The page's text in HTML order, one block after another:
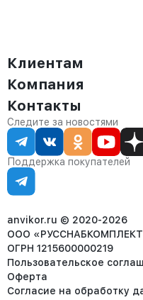
Клиентам
Доставка
Оплата
Сервис
Статус заказа
Статьи
Компания
О компании
Контакты
Партнёрам
Контакты
Отдел продаж:
8 (800) 234-22-62
corp@anvikor.ru
Ежедневно, с 7:00-19:00
Отдел рекламации:
8 (953) 455-25-61
Следите за новостями
Поддержка покупателей
anvikor.ru © 2020-2026
ООО
ОГРН 1215600000219
Пользовательское
Оферта
Согласие на обработку